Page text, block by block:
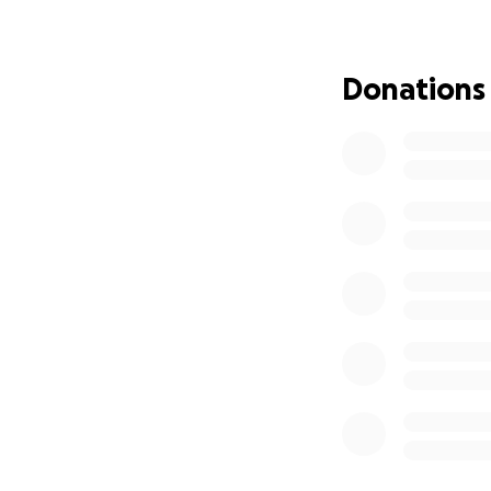
Ich möchte ihr
noch so kleine
Donations